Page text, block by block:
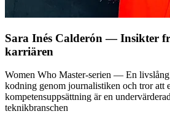
Sara Inés Calderón — Insikter
karriären
Women Who Master-serien — En
kodning genom journalistiken och tror att
kompetensuppsättning är en
teknikbranschen